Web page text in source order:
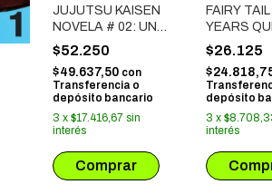
JUJUTSU KAISEN
NOVELA # 02: UN
CAMINO DE
ESPINAS AL
AMANECER
$52.250
$49.637,50 con
Transferencia o
depósito bancario
3 x $17.416,67 sin
interés
FAIRY
YEARS
$26.125
depósito
3 x
interés